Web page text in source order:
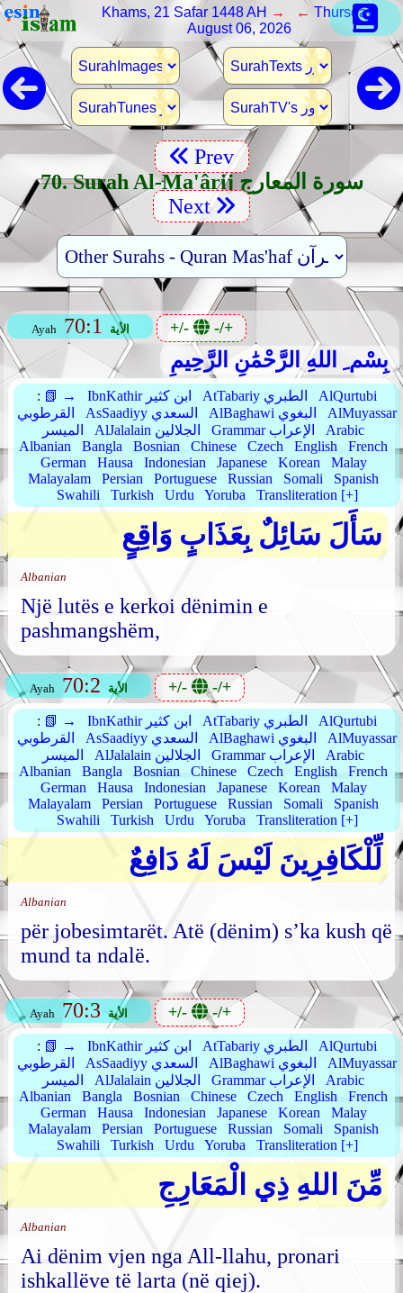
Khams, 21 Safar 1448 AH → ← Thursday,
August 06, 2026
Prev
70. Surah Al-Ma'ârij سورة المعارج
Next
Ayah 70:1 الأية +/- -/+
بِسْم ِ اللهِ الرَّحْمَٰنِ الرَّحِيمِ
: 📗 → IbnKathir ابن كثير AtTabariy الطبري
AlQurtubi
القرطوبي
AsSaadiyy السعدي AlBaghawi البغوي
AlMuyassar
الميسر
AlJalalain الجلالين Grammar الإعراب
Arabic
Albanian
Bangla Bosnian Chinese Czech English
French
German
Hausa Indonesian Japanese Korean
Malay
Malayalam
Persian Portuguese Russian Somali
Spanish
Swahili
Turkish Urdu Yoruba Transliteration [+]
سَأَلَ سَائِلٌ بِعَذَابٍ وَاقِعٍ
Albanian
Një lutës e kerkoi dënimin e
pashmangshëm,
Ayah 70:2 الأية +/- -/+
: 📗 → IbnKathir ابن كثير AtTabariy الطبري
AlQurtubi
القرطوبي
AsSaadiyy السعدي AlBaghawi البغوي
AlMuyassar
الميسر
AlJalalain الجلالين Grammar الإعراب
Arabic
Albanian
Bangla Bosnian Chinese Czech English
French
German
Hausa Indonesian Japanese Korean
Malay
Malayalam
Persian Portuguese Russian Somali
Spanish
Swahili
Turkish Urdu Yoruba Transliteration [+]
لِّلْكَافِرِينَ لَيْسَ لَهُ دَافِعٌ
Albanian
për jobesimtarët. Atë (dënim) s’ka kush që
mund ta ndalë.
Ayah 70:3 الأية +/- -/+
: 📗 → IbnKathir ابن كثير AtTabariy الطبري
AlQurtubi
القرطوبي
AsSaadiyy السعدي AlBaghawi البغوي
AlMuyassar
الميسر
AlJalalain الجلالين Grammar الإعراب
Arabic
Albanian
Bangla Bosnian Chinese Czech English
French
German
Hausa Indonesian Japanese Korean
Malay
Malayalam
Persian Portuguese Russian Somali
Spanish
Swahili
Turkish Urdu Yoruba Transliteration [+]
مِّنَ اللهِ ذِي الْمَعَارِجِ
Albanian
Ai dënim vjen nga All-llahu, pronari
ishkallëve të larta (në qiej).